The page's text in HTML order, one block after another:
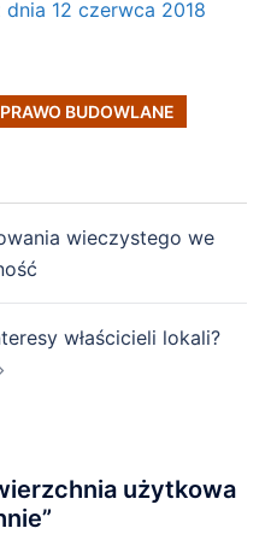
12 czerwca 2018
PRAWO BUDOWLANE
wieczystego we
właścicieli lokali?
użytkowa
”